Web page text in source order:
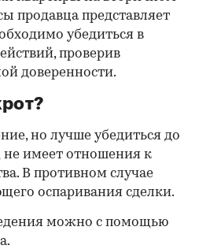
продавца представляет
убедиться в
проверив
доверенности.
но лучше убедиться до
не имеет отношения к
В противном случае
оспаривания сделки.
можно с помощью